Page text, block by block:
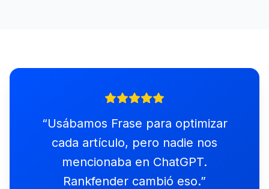
“Usábamos Frase para optimizar
cada artículo, pero nadie nos
mencionaba en ChatGPT.
Rankfender cambió eso.”